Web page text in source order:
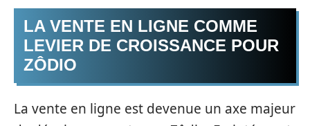
LA VENTE EN LIGNE COMME
LEVIER DE CROISSANCE POUR
ZÔDIO
La vente en ligne est devenue un axe majeur